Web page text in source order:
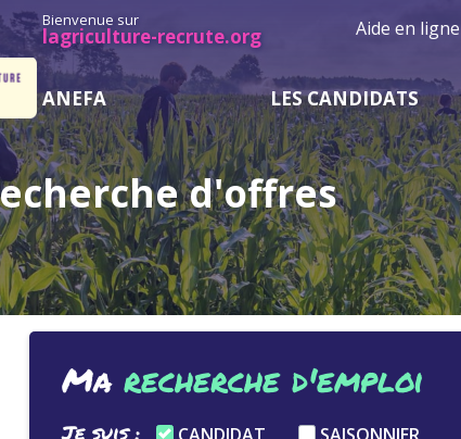
Bienvenue sur
lagriculture-recrute.org Aide en ligne
ANEFA LES CANDIDATS
d'offres
Ma recherche d'emploi
Je suis :